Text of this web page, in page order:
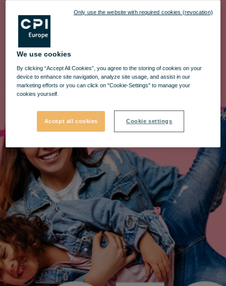
We use cookies
By clicking “Accept All Cookies”, you agree to the storing of cookies on your
device to enhance site navigation, analyze site usage, and assist in our
marketing efforts or you can click on "Cookie-Settings" to manage your
cookies yourself.
Accept all cookies Cookie settings
Only use the website with required cookies (revocation)